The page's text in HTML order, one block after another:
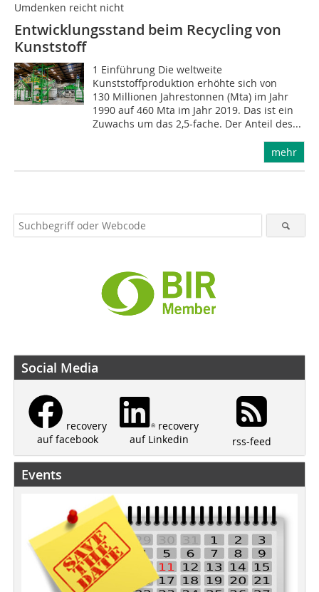
Umdenken reicht nicht
Entwicklungsstand beim Recycling von
Kunststoff
1 Einführung Die weltweite
Kunststoffproduktion erhöhte sich von
130 Millionen Jahrestonnen (Mta) im Jahr
1990 auf 460 Mta im Jahr 2019. Das ist ein
Zuwachs um das 2,5-fache. Der Anteil des...
mehr
Social Media
recovery
auf facebook
recovery
auf Linkedin
rss-feed
Events